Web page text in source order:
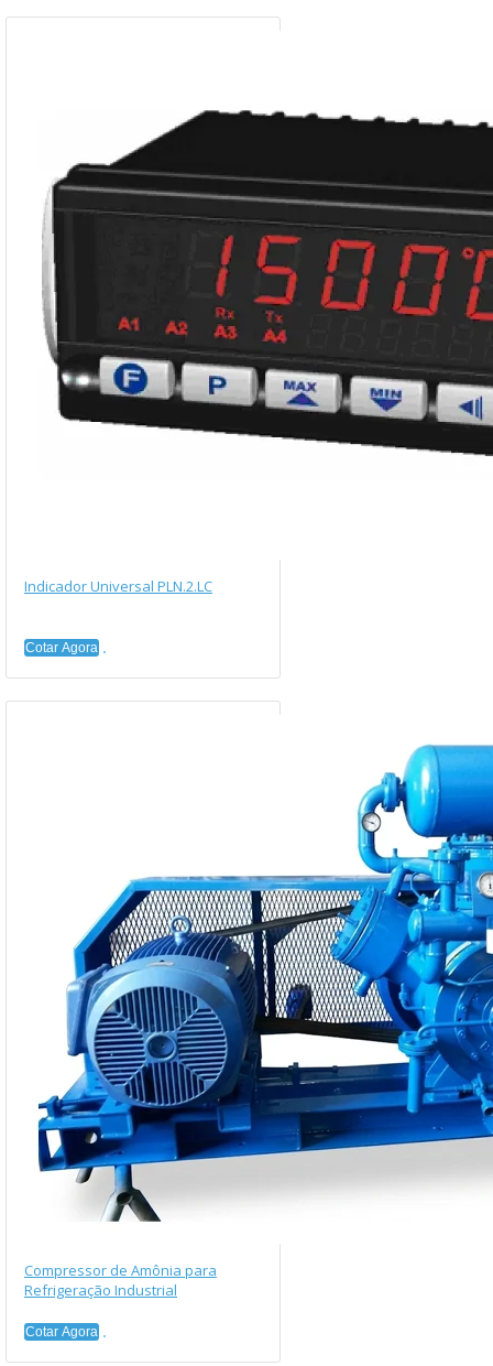
Indicador Universal PLN.2.LC
Cotar Agora
Compressor de Amônia para
Refrigeração Industrial
Cotar Agora